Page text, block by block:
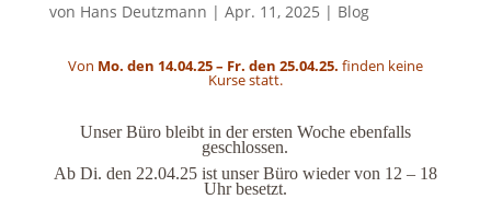
von Hans Deutzmann | Apr. 11, 2025 | Blog
Von Mo. den 14.04.25 – Fr. den 25.04.25. finden keine
Kurse statt.
Unser Büro bleibt in der ersten Woche ebenfalls
geschlossen.
Ab Di. den 22.04.25 ist unser Büro wieder von 12 – 18
Uhr besetzt.